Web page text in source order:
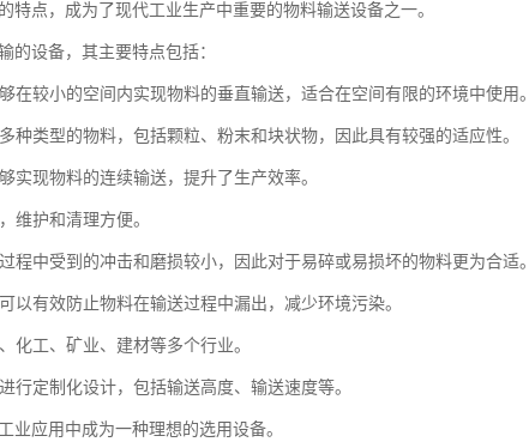
特点，成为了现代工业生产中重要的物料输送设备之一。
的设备，其主要特点包括：
较小的空间内实现物料的垂直输送，适合在空间有限的环境中使用。
类型的物料，包括颗粒、粉末和块状物，因此具有较强的适应性。
现物料的连续输送，提升了生产效率。
维护和清理方便。
中受到的冲击和磨损较小，因此对于易碎或易损坏的物料更为合适。
有效防止物料在输送过程中漏出，减少环境污染。
工、矿业、建材等多个行业。
定制化设计，包括输送高度、输送速度等。
业应用中成为一种理想的选用设备。